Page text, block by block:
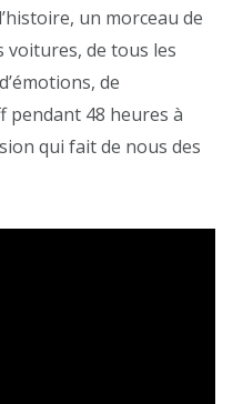
un morceau de
voitures, de tous les
de
pendant 48 heures à
qui fait de nous des